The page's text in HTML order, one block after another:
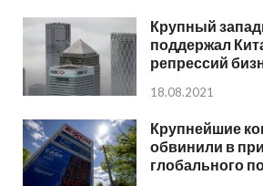
Крупный
поддержал
репрессий
18.08.2021
Крупнейшие
обвинили в
глобального